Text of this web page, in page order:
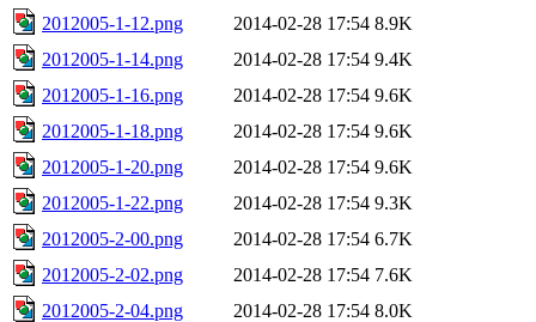
2012005-1-12.png
2014-02-28 17:54 8.9K
2012005-1-14.png
2014-02-28 17:54 9.4K
2012005-1-16.png
2014-02-28 17:54 9.6K
2012005-1-18.png
2014-02-28 17:54 9.6K
2012005-1-20.png
2014-02-28 17:54 9.6K
2012005-1-22.png
2014-02-28 17:54 9.3K
2012005-2-00.png
2014-02-28 17:54 6.7K
2012005-2-02.png
2014-02-28 17:54 7.6K
2012005-2-04.png
2014-02-28 17:54 8.0K